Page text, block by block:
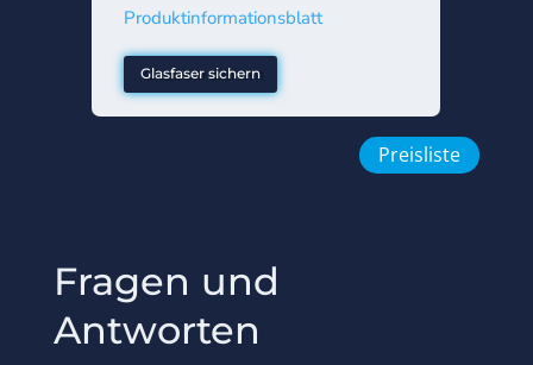
Produktinformationsblatt
Glasfaser sichern
Preisliste
Fragen und
Antworten